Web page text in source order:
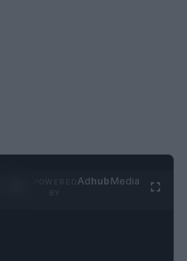
Adhub Media